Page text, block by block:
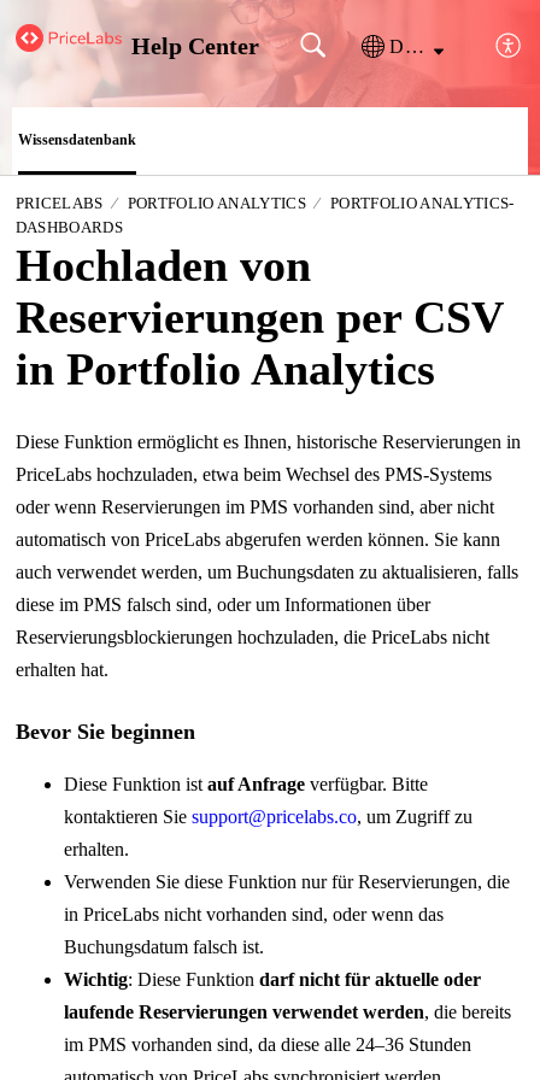
Help Center Deutsch
Wissensdatenbank
PRICELABS PORTFOLIO ANALYTICS
PORTFOLIO ANALYTICS-
DASHBOARDS
Hochladen von
Reservierungen per CSV
in Portfolio Analytics
Diese Funktion ermöglicht es Ihnen, historische Reservierungen in
PriceLabs hochzuladen, etwa beim Wechsel des PMS-Systems
oder wenn Reservierungen im PMS vorhanden sind, aber nicht
automatisch von PriceLabs abgerufen werden können. Sie kann
auch verwendet werden, um Buchungsdaten zu aktualisieren, falls
diese im PMS falsch sind, oder um Informationen über
Reservierungsblockierungen hochzuladen, die PriceLabs nicht
erhalten hat.
Bevor Sie beginnen
Diese Funktion ist auf Anfrageverfügbar. Bitte
kontaktieren Sie support@pricelabs.co, um Zugriff zu
erhalten.
Verwenden Sie diese Funktion nur für Reservierungen, die
in PriceLabs nicht vorhanden sind, oder wenn das
Buchungsdatum falsch ist.
Wichtig: Diese Funktion darf nicht für aktuelle oder
laufende Reservierungen verwendet werden, die bereits
im PMS vorhanden sind, da diese alle 24–36 Stunden